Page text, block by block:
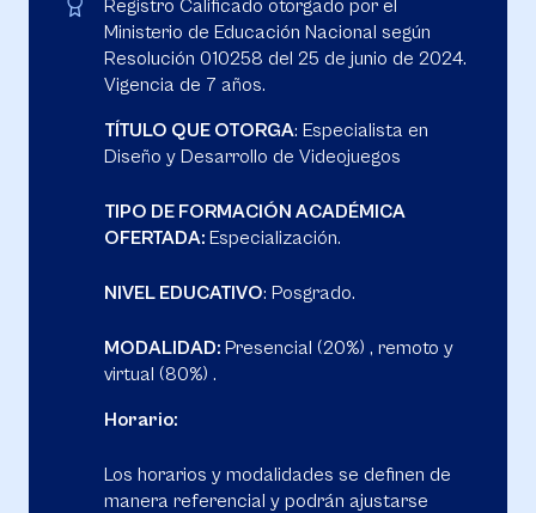
Registro Calificado otorgado por el
Ministerio de Educación Nacional según
Resolución 010258 del 25 de junio de 2024.
Vigencia de 7 años.
TÍTULO QUE OTORGA: Especialista en
Diseño y Desarrollo de Videojuegos
TIPO DE FORMACIÓN ACADÉMICA
OFERTADA: Especialización.
NIVEL EDUCATIVO: Posgrado.
MODALIDAD: Presencial (20%) , remoto y
virtual (80%) .
Horario:
Los horarios y modalidades se definen de
manera referencial y podrán ajustarse